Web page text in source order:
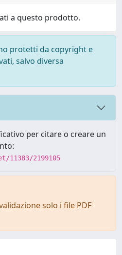
a questo prodotto.
protetti da copyright e
salvo diversa
per citare o creare un
2199105
solo i file PDF